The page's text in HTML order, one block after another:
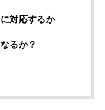
対応するか
るか？